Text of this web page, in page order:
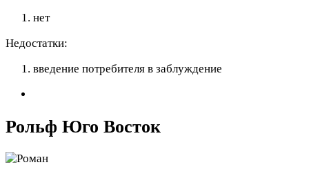
нет
Недостатки:
введение потребителя в заблуждение
Рольф Юго Восток